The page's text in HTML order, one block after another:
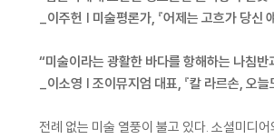
_이주헌 | 미술평론가, 『어제는 고흐가 당신
“미술이라는 광활한 바다를 항해하는 나침반
_이소영 | 조이뮤지엄 대표, 『칼 라르손, 오
전례 없는 미술 열풍이 불고 있다. 소셜미디